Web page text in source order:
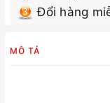
Đổi hàng
MÔ TẢ